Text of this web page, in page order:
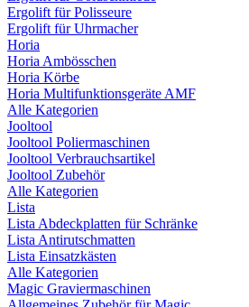
Ergolift für Polisseure
Ergolift für Uhrmacher
Horia
Horia Ambösschen
Horia Körbe
Horia Multifunktionsgeräte AMF
Alle Kategorien
Jooltool
Jooltool Poliermaschinen
Jooltool Verbrauchsartikel
Jooltool Zubehör
Alle Kategorien
Lista
Lista Abdeckplatten für Schränke
Lista Antirutschmatten
Lista Einsatzkästen
Alle Kategorien
Magic Graviermaschinen